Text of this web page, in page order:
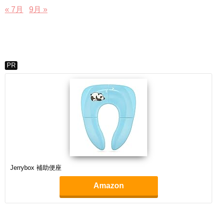
« 7月
9月 »
PR
Jerrybox 補助便座
Amazon